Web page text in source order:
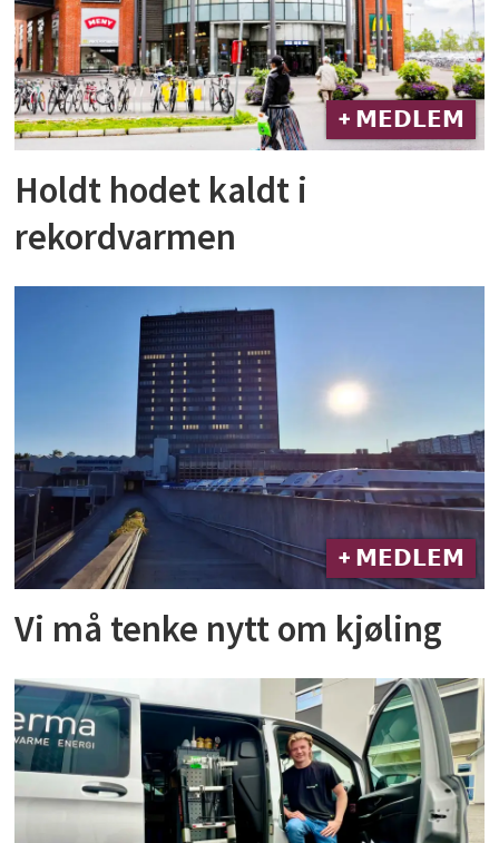
+ 𝗠𝗘𝗗𝗟𝗘𝗠
Holdt hodet kaldt i
rekordvarmen
+ 𝗠𝗘𝗗𝗟𝗘𝗠
Vi må tenke nytt om kjøling